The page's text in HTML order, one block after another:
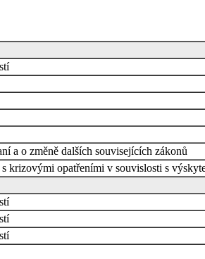
a o změně dalších souvisejících zákonů
krizovými opatřeními v souvislosti s